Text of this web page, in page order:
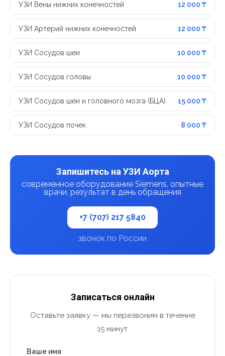
УЗИ Вены нижних конечностей 12 000 ₸
УЗИ Артерий нижних конечностей 12 000 ₸
УЗИ Сосудов шеи 10 000 ₸
УЗИ Сосудов головы 10 000 ₸
УЗИ Сосудов шеи и головного мозга (БЦА) 15 000 ₸
УЗИ Сосудов почек 8 000 ₸
Запишитесь на УЗИ Аорта
современное оборудование Siemens, опытные
врачи, результат в день обращения
+7 (707) 217 5840
звонок по России
Записаться онлайн
Оставьте заявку — мы перезвоним в течение
15 минут
Ваше имя